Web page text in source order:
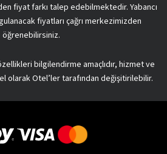
fiyat farkı talep edebilmektedir. Yabancı
fiyatları çağrı merkezimizden
öğrenebilirsiniz.
bilgilendirme amaçlıdır, hizmet ve
olarak Otel’ler tarafından değişitirilebilir.